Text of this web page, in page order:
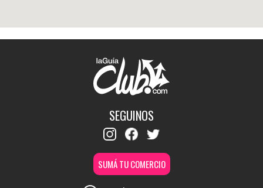
SEGUINOS
SUMÁ TU COMERCIO